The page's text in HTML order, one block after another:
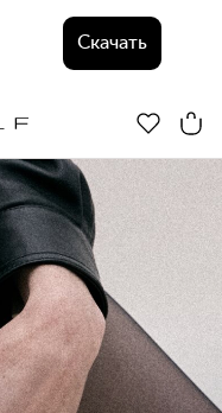
Скачать